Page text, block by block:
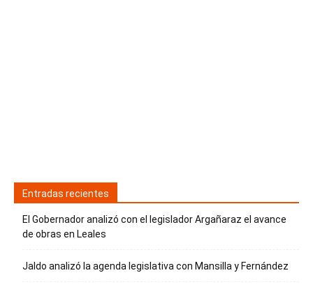
Entradas recientes
El Gobernador analizó con el legislador Argañaraz el avance
de obras en Leales
Jaldo analizó la agenda legislativa con Mansilla y Fernández